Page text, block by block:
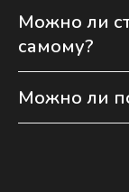
Можно ли
самому?
Можно ли